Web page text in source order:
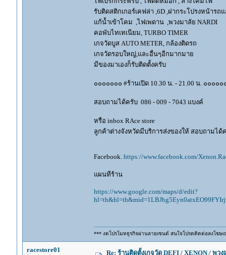
รับติดสติกเกอร์เคฟล่า ,6D ,ฝากระโปรงหน้ารถ
แก้น้ำเข้าโคม ,ไฟเพดาน ,พวงมาลัย NARDI
คอพับไทเทเนียม, TURBO TIMER
เกจวัดบูส AUTO METER, กล้องติดรถ
เกจวัดรอบใหญ่,และอื่นๆอีกมากมาย
มีของมาเองก็รับติดตั้งครับ
๐๐๐๐๐๐๐ #ร้านเปิด 10.30 น. - 21.00 น. ๐๐๐๐๐
สอบถามได้ครับ 086 - 009 - 7043 แบงค์
หรือ inbox RAce store
ลูกค้าต่างจังหวัดมีบริการส่งของให้ สอบถามได้
Facebook. https://www.facebook.com/
แผนทีร้าน
https://www.google.com/maps/d/edit?
*** งดโปรโมทธุรกิจผ่านลายเซนต์ สนใจโปรดติดต่อลงโฆษ
racestore01 Re: ร้านติดตั้งเกจวัด DEFI / XENON / พว